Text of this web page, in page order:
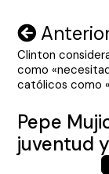
de
entradas
Clinton
como
católicos como
Pepe
juventud